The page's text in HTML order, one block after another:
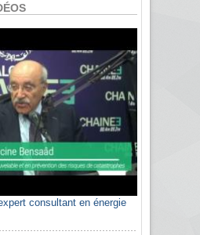
consultant en énergie